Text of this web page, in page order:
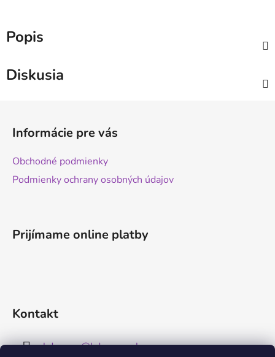
Popis
Diskusia
Informácie pre vás
Obchodné podmienky
Podmienky ochrany osobných údajov
Prijímame online platby
Kontakt
kdreams@kdreams.sk